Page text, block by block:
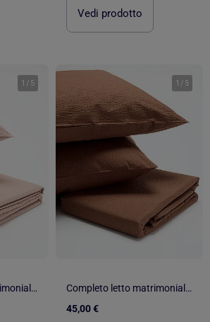
Vedi prodotto
1 / 5
Completo letto matrimoniale 260 x 240 cm in seersucker - Kiabi Home - Blu
1 / 5
Completo letto matrimoniale 240 x 220 cm in seersucker
45,00 €